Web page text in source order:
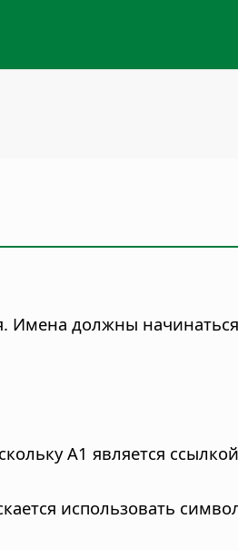
Имена должны
A1 является
использовать